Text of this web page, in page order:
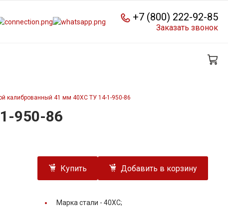
+7 (800) 222-92-85
Заказать звонок
калиброванный 41 мм 40ХС ТУ 14-1-950-86
950-86
Купить Добавить в корзину
Марка стали - 40ХС;